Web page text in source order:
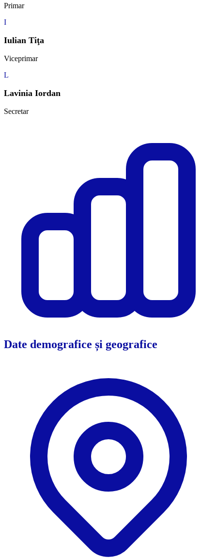
Primar
I
Iulian Tiţa
Viceprimar
L
Lavinia Iordan
Secretar
Date demografice și geografice